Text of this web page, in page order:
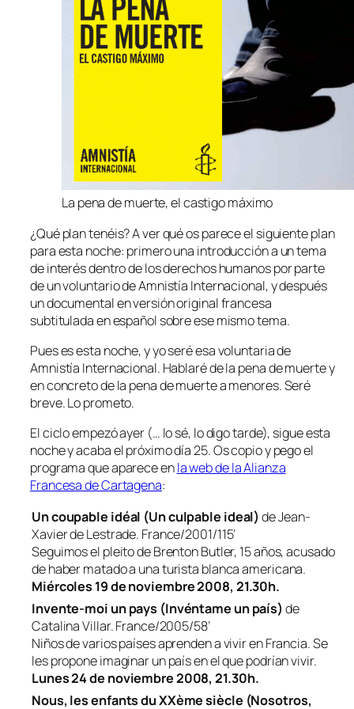
La pena de muerte, el castigo máximo
¿Qué plan tenéis? A ver qué os parece el siguiente plan
para esta noche: primero una introducción a un tema
de interés dentro de los derechos humanos por parte
de un voluntario de Amnistía Internacional, y después
un documental en versión original francesa
subtitulada en español sobre ese mismo tema.
Pues es esta noche, y yo seré esa voluntaria de
Amnistía Internacional. Hablaré de la pena de muerte y
en concreto de la pena de muerte a menores. Seré
breve. Lo prometo.
El ciclo empezó ayer (… lo sé, lo digo tarde), sigue esta
noche y acaba el próximo día 25. Os copio y pego el
programa que aparece enla web de la Alianza
Francesa de Cartagena:
Un coupable idéal (Un culpable ideal) de Jean-
Xavier de Lestrade. France/2001/115’
Seguimos el pleito de Brenton Butler, 15 años, acusado
de haber matado a una turista blanca americana.
Miércoles 19 de noviembre 2008, 21.30h.
Invente-moi un pays (Invéntame un país) de
Catalina Villar. France/2005/58’
Niños de varios países aprenden a vivir en Francia. Se
les propone imaginar un país en el que podrían vivir.
Lunes 24 de noviembre 2008, 21.30h.
Nous, les enfants du XXème siècle (Nosotros,